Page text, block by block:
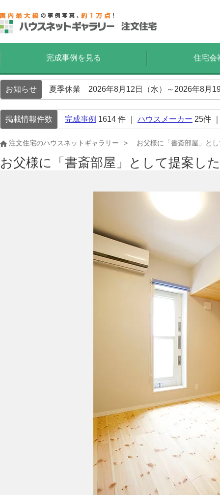
完成事例を見る 住宅会
お知らせ 夏季休業 2026年8月12日（水）～2026年8月
掲載情報件数 完成事例 1614 件 ｜ ハウスメーカー 25件
注文住宅のハウスネットギャラリー お父様に「書斎部屋」と
お父様に「書斎部屋」として提案し